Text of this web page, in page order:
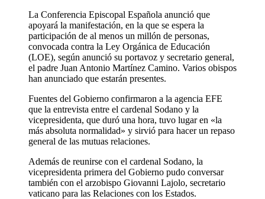
La Conferencia Episcopal Española anunció que
apoyará la manifestación, en la que se espera la
participación de al menos un millón de personas,
convocada contra la Ley Orgánica de Educación
(LOE), según anunció su portavoz y secretario general,
el padre Juan Antonio Martínez Camino. Varios obispos
han anunciado que estarán presentes.
Fuentes del Gobierno confirmaron a la agencia EFE
que la entrevista entre el cardenal Sodano y la
vicepresidenta, que duró una hora, tuvo lugar en «la
más absoluta normalidad» y sirvió para hacer un repaso
general de las mutuas relaciones.
Además de reunirse con el cardenal Sodano, la
vicepresidenta primera del Gobierno pudo conversar
también con el arzobispo Giovanni Lajolo, secretario
vaticano para las Relaciones con los Estados.